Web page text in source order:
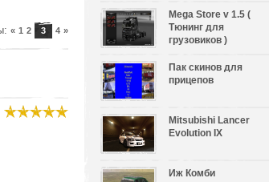
: « 1 2 3 4 »
Mega Store v 1.5 (
Тюнинг для
грузовиков )
Пак скинов для
прицепов
Mitsubishi Lancer
Evolution IX
Иж Комби